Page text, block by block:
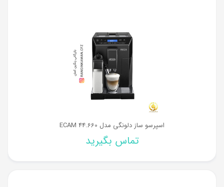
اسپرسو ساز دلونگی مدل ECAM 44.660
تماس بگیرید